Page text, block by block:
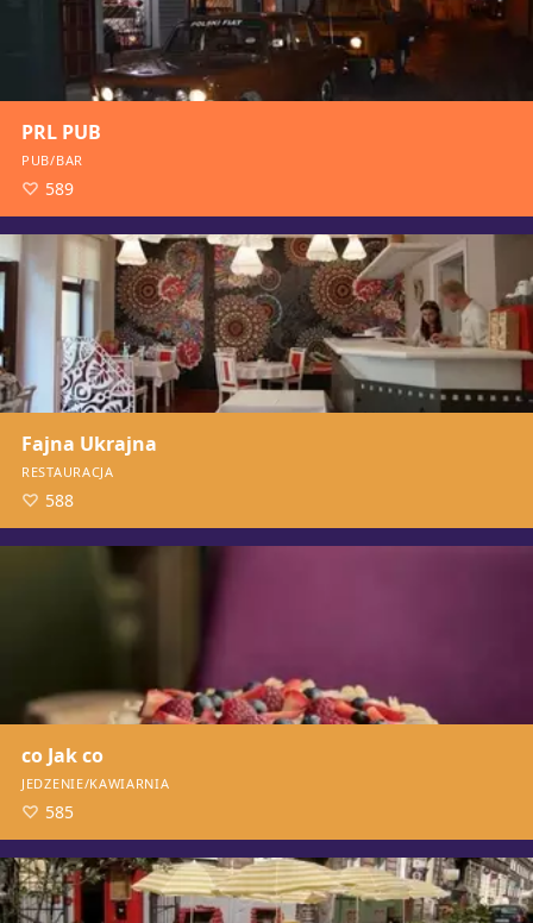
PRL PUB
PUB/BAR
589
Fajna Ukrajna
RESTAURACJA
588
co Jak co
JEDZENIE/KAWIARNIA
585